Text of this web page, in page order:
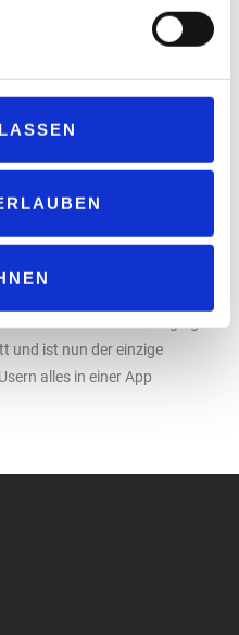
Gewinnspielen
bald auch Treuepunkte
und Rechnungen für ihre
werden, was Zeit spart
Die neue Charging-
fillibri setzt damit
und ist nun der einzige
alles in einer App